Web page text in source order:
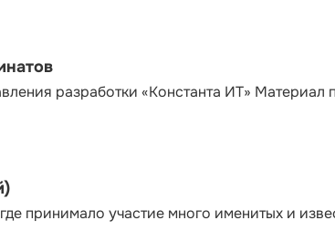
разработки «Константа ИТ» Материал
принимало участие много именитых и